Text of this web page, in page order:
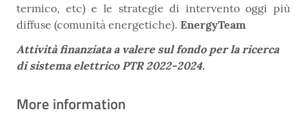
termico, etc) e le strategie di intervento oggi più
diffuse (comunità energetiche). EnergyTeam
Attività finanziata a valere sul fondo per la ricerca
di sistema elettrico PTR 2022-2024.
More information